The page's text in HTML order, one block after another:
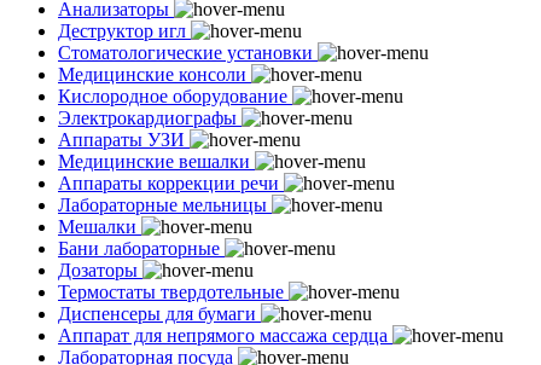
Анализаторы
Деструктор игл
Стоматологические установки
Медицинские консоли
Кислородное оборудование
Электрокардиографы
Аппараты УЗИ
Медицинские вешалки
Аппараты коррекции речи
Лабораторные мельницы
Мешалки
Бани лабораторные
Дозаторы
Термостаты твердотельные
Диспенсеры для бумаги
Аппарат для непрямого массажа сердца
Лабораторная посуда